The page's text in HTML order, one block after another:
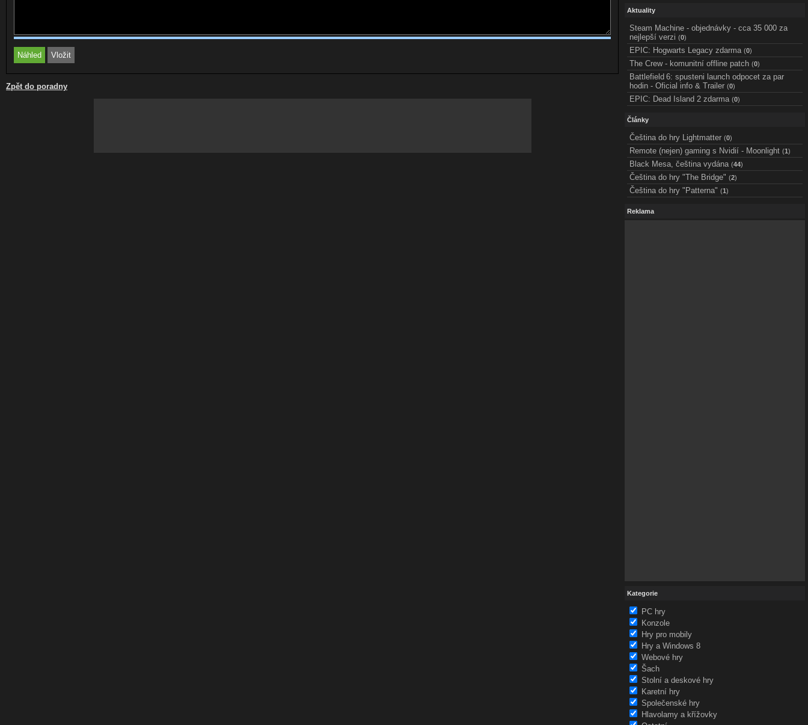
Zpět do poradny
Aktuality
Steam Machine - objednávky - cca 35 000 za
nejlepší verzi (0)
EPIC: Hogwarts Legacy zdarma (0)
The Crew - komunitní offline patch (0)
Battlefield 6: spusteni launch odpocet za par
hodin - Oficial info & Trailer (0)
EPIC: Dead Island 2 zdarma (0)
Články
Čeština do hry Lightmatter (0)
Remote (nejen) gaming s Nvidií - Moonlight (1)
Black Mesa, čeština vydána (44)
Čeština do hry "The Bridge" (2)
Čeština do hry "Patterna" (1)
Reklama
Kategorie
PC hry
Konzole
Hry pro mobily
Hry a Windows 8
Webové hry
Šach
Stolní a deskové hry
Karetní hry
Společenské hry
Hlavolamy a křížovky